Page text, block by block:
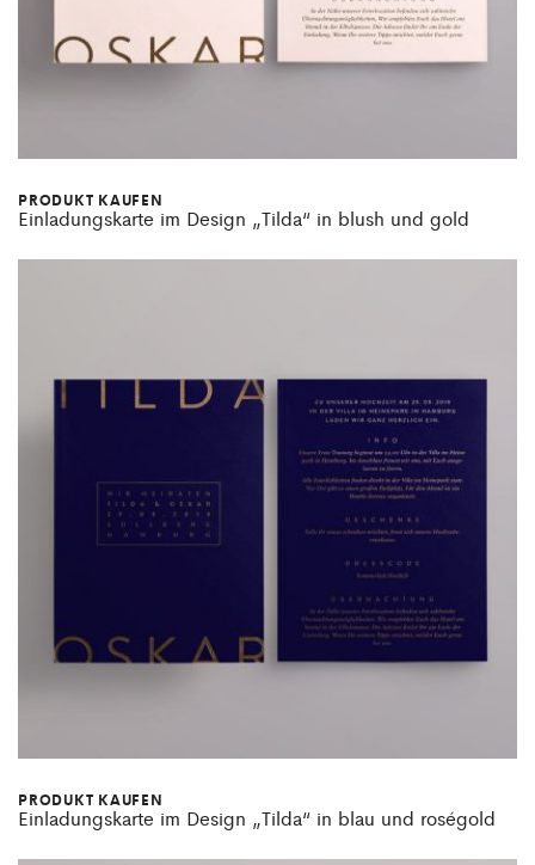
PRODUKT KAUFEN
Einladungskarte im Design „Tilda“ in blush und gold
PRODUKT KAUFEN
Einladungskarte im Design „Tilda“ in blau und roségold